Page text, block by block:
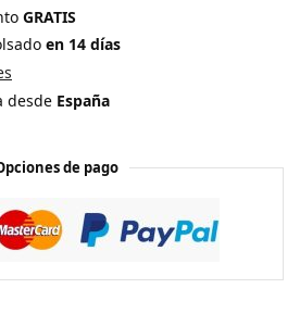
GRATIS
en 14 días
desde España
de pago